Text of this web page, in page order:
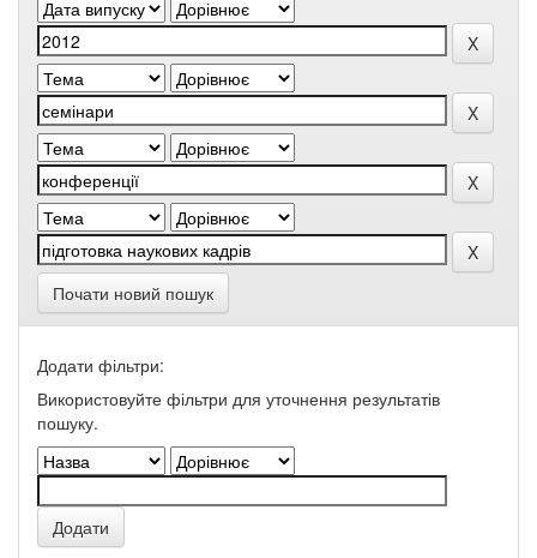
Почати новий пошук
Додати фільтри:
Використовуйте фільтри для уточнення результатів
пошуку.